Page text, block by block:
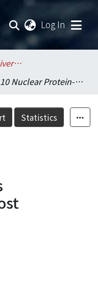
Log In
.National Taiwan University / 國立臺灣大學
Sp110 Nuclear Protein-Mediated Regulation of Chemokine Expression and Its Significance for Host Defense to Mycobacterium Tuberculosis Infection
Statistics